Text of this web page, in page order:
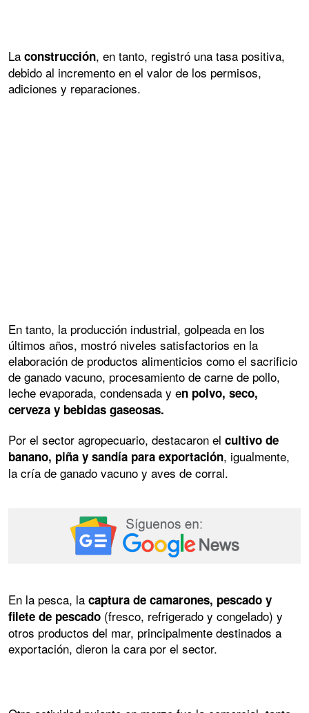
La construcción, en tanto, registró una tasa positiva,
debido al incremento en el valor de los permisos,
adiciones y reparaciones.
En tanto, la producción industrial, golpeada en los
últimos años, mostró niveles satisfactorios en la
elaboración de productos alimenticios como el sacrificio
de ganado vacuno, procesamiento de carne de pollo,
leche evaporada, condensada y en polvo, seco,
cerveza y bebidas gaseosas.
Por el sector agropecuario, destacaron el cultivo de
banano, piña y sandía para exportación, igualmente,
la cría de ganado vacuno y aves de corral.
En la pesca, la captura de camarones, pescado y
filete de pescado (fresco, refrigerado y congelado) y
otros productos del mar, principalmente destinados a
exportación, dieron la cara por el sector.